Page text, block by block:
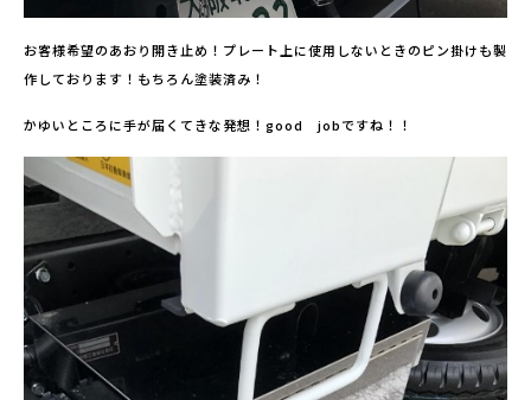
お客様希望のあおり開き止め！プレート上に使用しないときのピン掛けも製
作しております！もちろん塗装済み！
かゆいところに手が届くてきな発想！good jobですね！！